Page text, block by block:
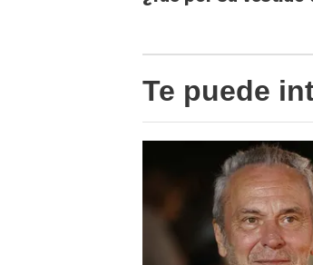
Te puede